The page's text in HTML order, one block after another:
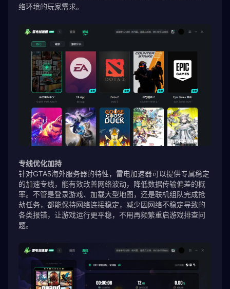
络环境的玩家需求。
专线优化加持
针对GTA5海外服务器的特性，雷电加速器可以提供专属稳定
的加速专线，能有效改善网络波动，降低数据传输偏差的概
率。不管是登录游戏、加载大型地图，还是联机组队完成抢
劫任务，都能保持网络连接稳定，减少因网络不稳定导致的
各类报错，让游戏运行更平稳，不用再频繁重启游戏排查问
题。